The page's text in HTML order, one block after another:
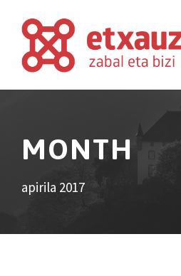
MONTH
apirila 2017